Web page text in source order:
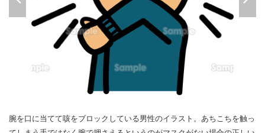
腕を口に当てて咳をブロックしている男性のイラスト。あちこちを触っ